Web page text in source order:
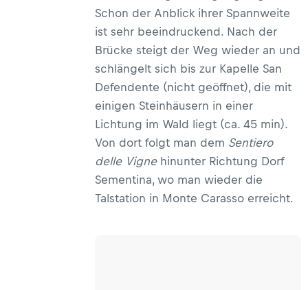
Schon der Anblick ihrer Spannweite
ist sehr beeindruckend. Nach der
Brücke steigt der Weg wieder an und
schlängelt sich bis zur Kapelle San
Defendente (nicht geöffnet), die mit
einigen Steinhäusern in einer
Lichtung im Wald liegt (ca. 45 min).
Von dort folgt man dem Sentiero
delle Vignehinunter Richtung Dorf
Sementina, wo man wieder die
Talstation in Monte Carasso erreicht.